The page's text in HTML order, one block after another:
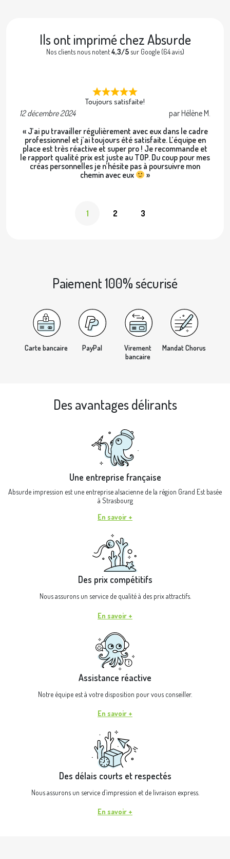
Ils ont imprimé chez Absurde
Nos clients nous notent4,3/5sur Google (64 avis)
Toujours satisfaite!
12 décembre 2024
par Hélène M.
« J’ai pu travailler régulièrement avec eux dans le cadre
professionnel et j’ai toujours été satisfaite. L’équipe en
place est très réactive et super pro ! Je recommande et
le rapport qualité prix est juste au TOP. Du coup pour mes
créas personnelles je n’hésite pas à poursuivre mon
chemin avec eux
»
1 2 3
Paiement 100% sécurisé
Carte bancaire PayPal
Virement
bancaire
Mandat Chorus
Des avantages délirants
Une entreprise française
Absurde impression est une entreprise alsacienne de la région Grand Est basée
à Strasbourg
En savoir +
Des prix compétitifs
Nous assurons un service de qualité à des prix attractifs.
En savoir +
Assistance réactive
Notre équipe est à votre disposition pour vous conseiller.
En savoir +
Des délais courts et respectés
Nous assurons un service d’impression et de livraison express.
En savoir +